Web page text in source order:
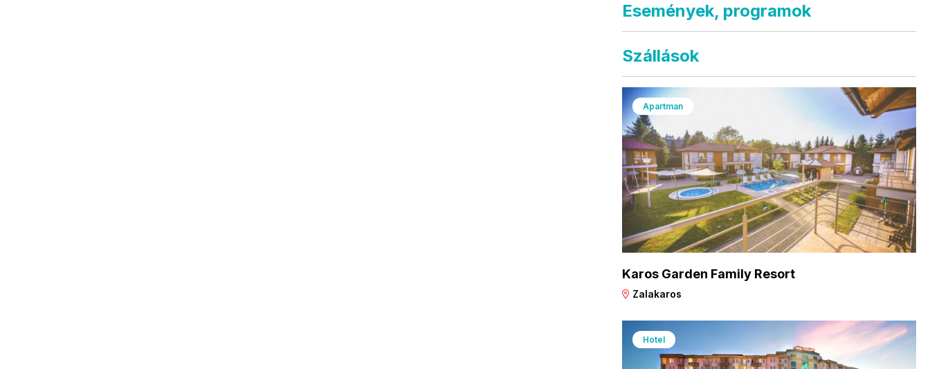
Események, programok
Szállások
Apartman
Karos Garden Family Resort
Zalakaros
Hotel